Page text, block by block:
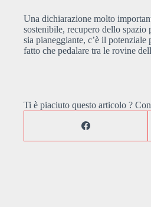
Una dichiarazione molto
sostenibile, recupero dello
sia pianeggiante, c’è il
fatto che pedalare tra le rovine
Ti è piaciuto questo articolo ?